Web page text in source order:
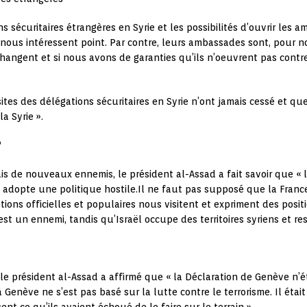
sécuritaires étrangères en Syrie et les possibilités d’ouvrir les
intéressent point. Par contre, leurs ambassades sont, pour
et si nous avons de garanties qu’ils n’oeuvrent pas
des délégations sécuritaires en Syrie n’ont jamais cessé et
Syrie ».
de nouveaux ennemis, le président al-Assad a fait savoir que «
une politique hostile.Il ne faut pas supposé que la
officielles et populaires nous visitent et expriment des
un ennemi, tandis qu’Israël occupe des territoires syriens et
président al-Assad a affirmé que « la Déclaration de Genève
ne s’est pas basé sur la lutte contre le terrorisme. Il